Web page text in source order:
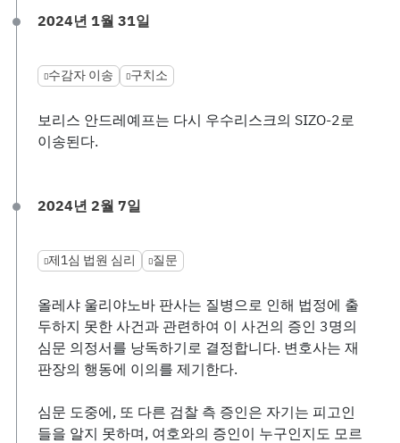
2024년 1월 31일
수감자 이송 구치소
보리스 안드레예프는 다시 우수리스크의 SIZO-2로
이송된다.
2024년 2월 7일
제1심 법원 심리 질문
올레샤 울리야노바 판사는 질병으로 인해 법정에 출
두하지 못한 사건과 관련하여 이 사건의 증인 3명의
심문 의정서를 낭독하기로 결정합니다. 변호사는 재
판장의 행동에 이의를 제기한다.
심문 도중에, 또 다른 검찰 측 증인은 자기는 피고인
들을 알지 못하며, 여호와의 증인이 누구인지도 모르